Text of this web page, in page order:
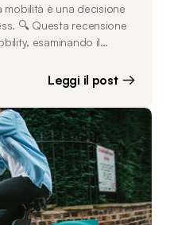
mobilità è una decisione
🔍 Questa recensione
esaminando il
💰 il suo modello di
🤝 l'assistenza clienti e
è stata progettata.
Leggi il post